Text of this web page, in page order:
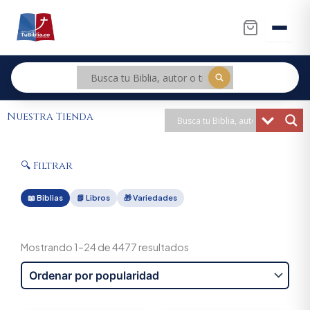
contenido
Nuestra Tienda
🔍 Filtrar
📖 Biblias 📗 Libros 🎁 Variedades
Mostrando 1–24 de 4477 resultados